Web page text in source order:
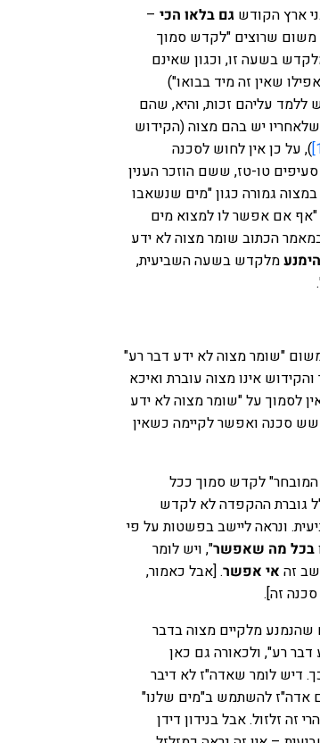
ארץ הקודש גם בלאו הכי–
שרוצים "לקדש סמוך
בשעה זו, וכגון שאינם
שאין זה מיד בבואו")
עליהם זכות, והיא, שהם
יש בהם מצוה (הקידוש
), על כן אין לחוש לסכנה
טו-טז, ששם הוזכר הענין
גמורה כגון "מים שנשאבו
אם אפשר לו למצוא מים
הכתוב שומר מצוה לא ידע
מלקדש בשעה השביעית,
"שומר מצוה לא ידע דבר רע"
אינו מצוה עוברת ואיכא
לסמוך על "שומר מצוה לא ידע
סכנה ואפשר לקיימה כשאין
המובחר" לקדש סמוך ככל
גוברת ההקפדה לא לקדש
ונראה ליישב בפשטות על פי
בכל מה שאפשר", ויש לומר
זה אי אפשר. [אבל כאמור,
זה].
שהנמנע מלקיים מצוה בדבר
רע", ולכאורה גם כאן
דיש לומר שאדה"ז לא דיבר
אדה"ז להשתמש ב"מים שלנו"
זה זלזול. אבל בנידון דידן